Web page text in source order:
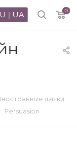
0
| UA
языки
Persuasion